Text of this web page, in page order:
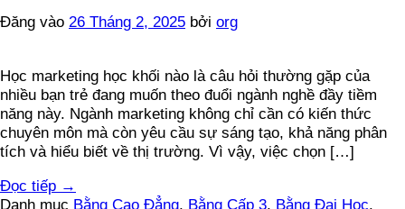
Đăng vào 26 Tháng 2, 2025 bởi org
Học marketing học khối nào là câu hỏi thường gặp của
nhiều bạn trẻ đang muốn theo đuổi ngành nghề đầy tiềm
năng này. Ngành marketing không chỉ cần có kiến thức
chuyên môn mà còn yêu cầu sự sáng tạo, khả năng phân
tích và hiểu biết về thị trường. Vì vậy, việc chọn […]
Đọc tiếp →
Danh mục Bằng Cao Đẳng, Bằng Cấp 3, Bằng Đại Học,